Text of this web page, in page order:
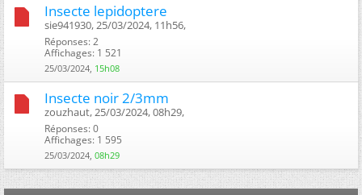
Insecte lepidoptere
sie941930, 25/03/2024, 11h56, ‎
Réponses: 2
Affichages: 1 521
25/03/2024, 15h08
Insecte noir 2/3mm
zouzhaut, 25/03/2024, 08h29, ‎
Réponses: 0
Affichages: 1 595
25/03/2024, 08h29